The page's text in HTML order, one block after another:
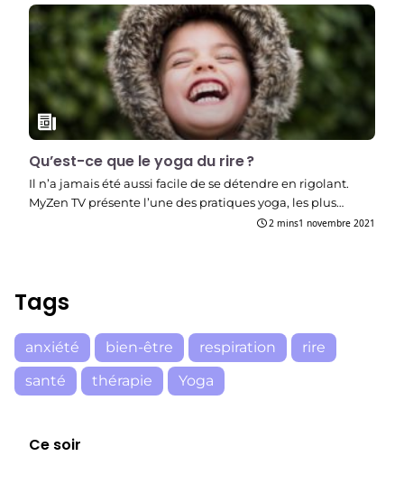
Qu’est-ce que le yoga du rire ?
Il n’a jamais été aussi facile de se détendre en rigolant.
MyZen TV présente l’une des pratiques yoga, les plus…
2 mins1 novembre 2021
Tags
anxiété bien-être respiration
rire
santé
thérapie Yoga
Ce soir